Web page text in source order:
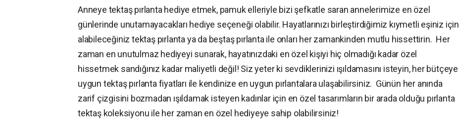
Anneye tektaş pırlanta hediye etmek, pamuk elleriyle bizi şefkatle saran annelerimize en özel
günlerinde unutamayacakları hediye seçeneği olabilir. Hayatlarınızı birleştirdiğimiz kıymetli eşiniz için
alabileceğiniz tektaş pırlanta ya da beştaş pırlanta ile onları her zamankinden mutlu hissettirin. Her
zaman en unutulmaz hediyeyi sunarak, hayatınızdaki en özel kişiyi hiç olmadığı kadar özel
hissetmek sandığınız kadar maliyetli değil! Siz yeter ki sevdiklerinizi ışıldamasını isteyin, her bütçeye
uygun tektaş pırlanta fiyatları ile kendinize en uygun pırlantalara ulaşabilirsiniz. Günün her anında
zarif çizgisini bozmadan ışıldamak isteyen kadınlar için en özel tasarımların bir arada olduğu pırlanta
tektaş koleksiyonu ile her zaman en özel hediyeye sahip olabilirsiniz!